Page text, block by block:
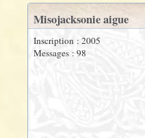
Misojacksonie aigue
Inscription : 2005
Messages : 98